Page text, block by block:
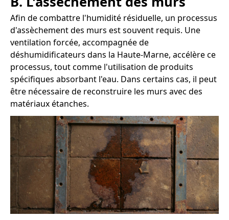
Afin de combattre l'humidité résiduelle, un processus
d'assèchement des murs est souvent requis. Une
ventilation forcée, accompagnée de
déshumidificateurs dans la Haute-Marne, accélère ce
processus, tout comme l'utilisation de produits
spécifiques absorbant l'eau. Dans certains cas, il peut
être nécessaire de reconstruire les murs avec des
matériaux étanches.